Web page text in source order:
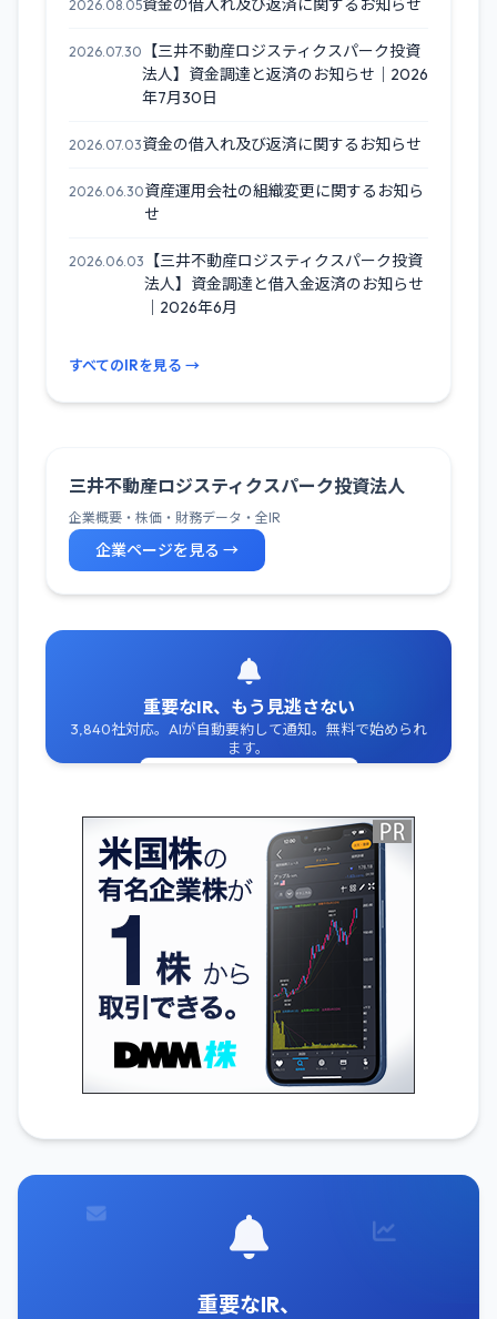
2026.08.05資金の借入れ及び返済に関するお知らせ
2026.07.30
【三井不動産ロジスティクスパーク投資
法人】資金調達と返済のお知らせ｜2026
年7月30日
2026.07.03資金の借入れ及び返済に関するお知らせ
2026.06.30資産運用会社の組織変更に関するお知ら
せ
2026.06.03
【三井不動産ロジスティクスパーク投資
法人】資金調達と借入金返済のお知らせ
｜2026年6月
すべてのIRを見る →
三井不動産ロジスティクスパーク投資法人
企業概要・株価・財務データ・全IR
企業ページを見る →
重要なIR、もう見逃さない
3,840社対応。AIが自動要約して通知。無料で始められ
ます。
重要なIR、